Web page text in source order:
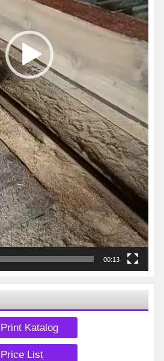
00:13
Print Katalog
Price List